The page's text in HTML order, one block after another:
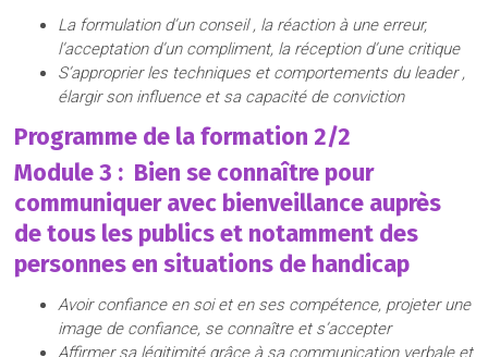
La formulation d’un conseil , la réaction à une erreur,
l’acceptation d’un compliment, la réception d’une critique
S’approprier les techniques et comportements du leader ,
élargir son influence et sa capacité de conviction
Programme de la formation 2/2
Module 3 : Bien se connaître pour
communiquer avec bienveillance auprès
de tous les publics et notamment des
personnes en situations de handicap
Avoir confiance en soi et en ses compétence, projeter une
image de confiance, se connaître et s’accepter
Affirmer sa légitimité grâce à sa communication verbale et